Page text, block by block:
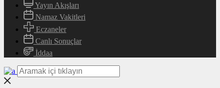
Yayın Akışları
Namaz Vakitleri
Eczaneler
Canlı Sonuçlar
İddaa